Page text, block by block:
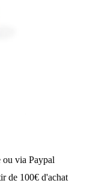
ou via Paypal
de 100€ d'achat